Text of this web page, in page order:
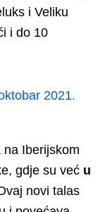
i Veliku
i do 10
2021.
Iberijskom
gdje su već u
novi talas